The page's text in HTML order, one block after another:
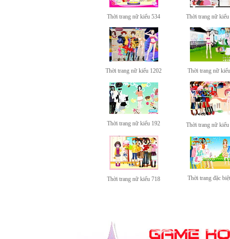
Thời trang nữ kiểu 534 Thời trang nữ
Thời trang nữ kiểu 1202 Thời trang nữ
Thời trang nữ kiểu 192 Thời trang nữ kiểu
Thời trang nữ kiểu 718 Thời trang đặc